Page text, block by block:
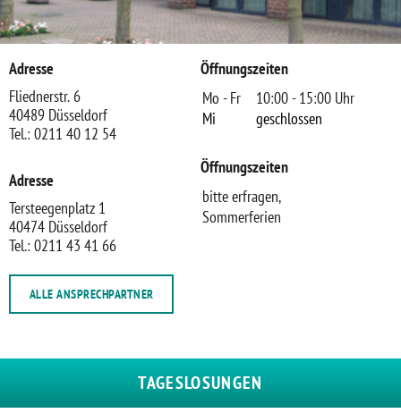
Adresse
Fliednerstr. 6
40489 Düsseldorf
Tel.: 0211 40 12 54
Adresse
Tersteegenplatz 1
40474 Düsseldorf
Tel.: 0211 43 41 66
Öffnungszeiten
Mo - Fr
10:00 - 15:00 Uhr
Mi
geschlossen
Öffnungszeiten
bitte erfragen,
Sommerferien
ALLE ANSPRECHPARTNER
TAGESLOSUNGEN